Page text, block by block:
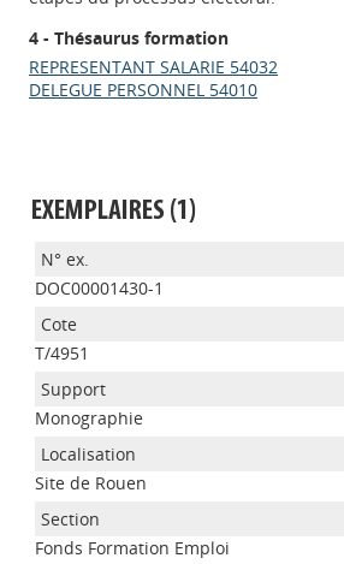
4 - Thésaurus formation
REPRESENTANT SALARIE 54032
DELEGUE PERSONNEL 54010
EXEMPLAIRES (1)
DOC00001430-1
T/4951
Monographie
Site de Rouen
Fonds Formation Emploi
Appels à projets